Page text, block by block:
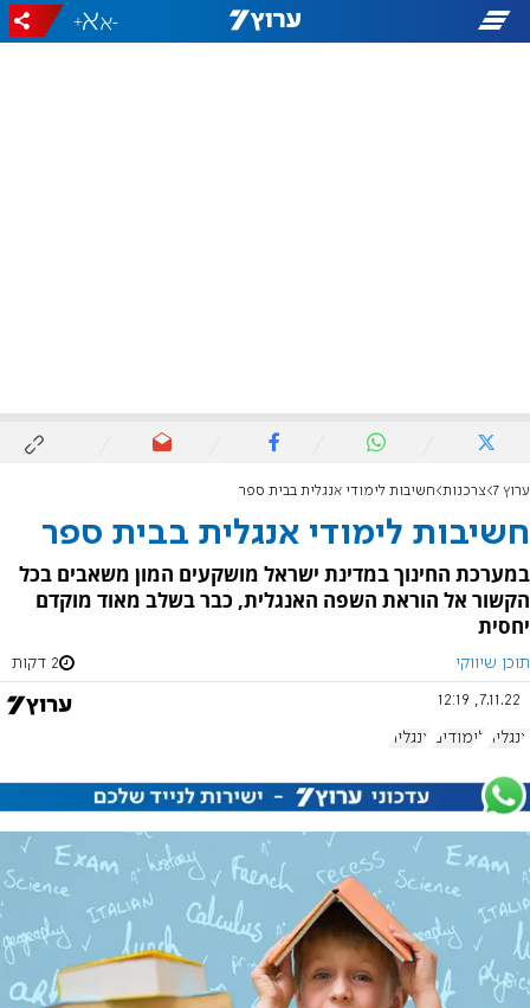
-
+
ערוץ 7 צרכנות חשיבות לימודי אנגלית בבית ספר
חשיבות לימודי אנגלית בבית ספר
במערכת החינוך במדינת ישראל מושקעים המון משאבים בכל
הקשור אל הוראת השפה האנגלית, כבר בשלב מאוד מוקדם
יחסית
תוכן שיווקי 2 דקות
7.11.22, 12:19
אנגליה לימודים אנגלית